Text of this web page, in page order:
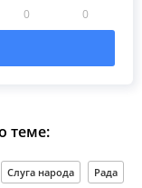
0 0
теме:
Слуга народа Рада